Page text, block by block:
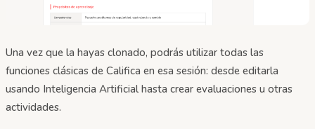
Una vez que la hayas clonado, podrás utilizar todas las
funciones clásicas de Califica en esa sesión: desde editarla
usando Inteligencia Artificial hasta crear evaluaciones u otras
actividades.